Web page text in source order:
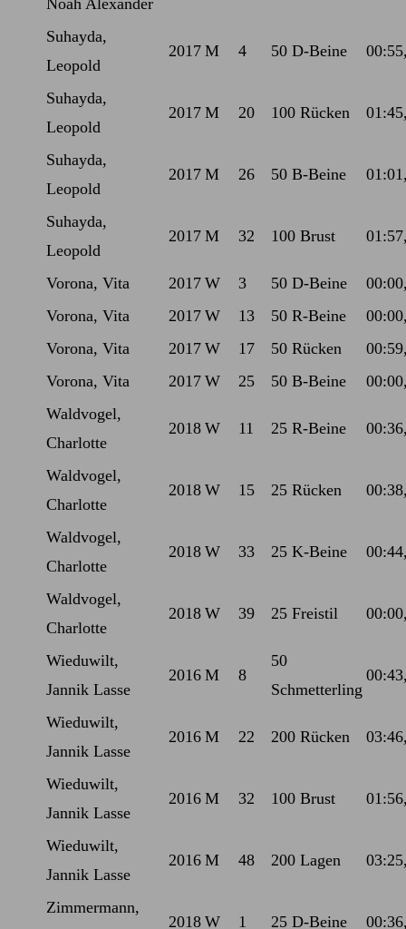
Noah Alexander
Suhayda,
Leopold
2017 M 4 50 D-Beine
Suhayda,
Leopold
2017 M 20 100 Rücken
Suhayda,
Leopold
2017 M 26 50 B-Beine
Suhayda,
Leopold
2017 M 32 100 Brust
Vorona, Vita 2017 W 3 50 D-Beine
Vorona, Vita
2017 W 13 50 R-Beine
Vorona, Vita
2017 W 17 50 Rücken
Vorona, Vita
2017 W 25 50 B-Beine
Waldvogel,
Charlotte
2018 W 11 25 R-Beine
Waldvogel,
Charlotte
2018 W 15 25 Rücken
Waldvogel,
Charlotte
2018 W 33 25 K-Beine
Waldvogel,
Charlotte
2018 W 39 25 Freistil
Wieduwilt,
Jannik Lasse
2016 M 8
50
Schmetterling
Wieduwilt,
Jannik Lasse
2016 M 22 200 Rücken
Wieduwilt,
Jannik Lasse
2016 M 32 100 Brust
Wieduwilt,
Jannik Lasse
2016 M 48 200 Lagen
Zimmermann,
2018 W 1 25 D-Beine